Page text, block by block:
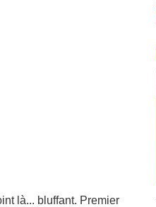
là... bluffant. Premier